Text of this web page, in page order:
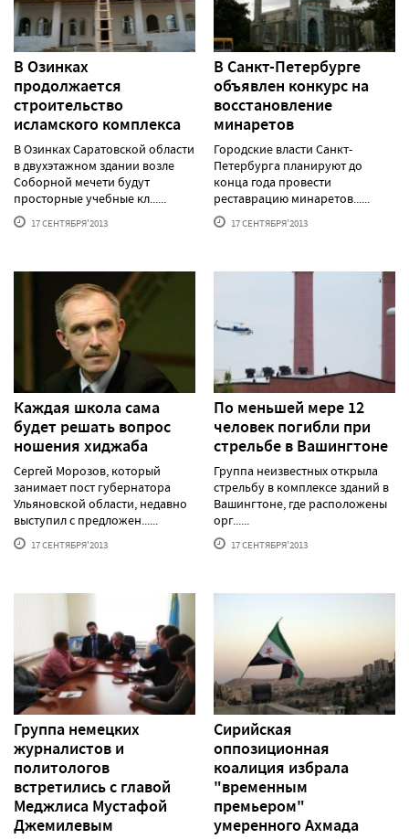
В Озинках
продолжается
строительство
исламского комплекса
В Озинках Саратовской области
в двухэтажном здании возле
Соборной мечети будут
просторные учебные кл......
17 СЕНТЯБРЯ'2013
В Санкт-Петербурге
объявлен конкурс на
восстановление
минаретов
Городские власти Санкт-
Петербурга планируют до
конца года провести
реставрацию минаретов......
17 СЕНТЯБРЯ'2013
Каждая школа сама
будет решать вопрос
ношения хиджаба
Сергей Морозов, который
занимает пост губернатора
Ульяновской области, недавно
выступил с предложен......
17 СЕНТЯБРЯ'2013
По меньшей мере 12
человек погибли при
стрельбе в Вашингтоне
Группа неизвестных открыла
стрельбу в комплексе зданий в
Вашингтоне, где расположены
орг......
17 СЕНТЯБРЯ'2013
Группа немецких
журналистов и
политологов
встретились с главой
Меджлиса Мустафой
Джемилевым
Сирийская
оппозиционная
коалиция избрала
"временным
премьером"
умеренного Ахмада